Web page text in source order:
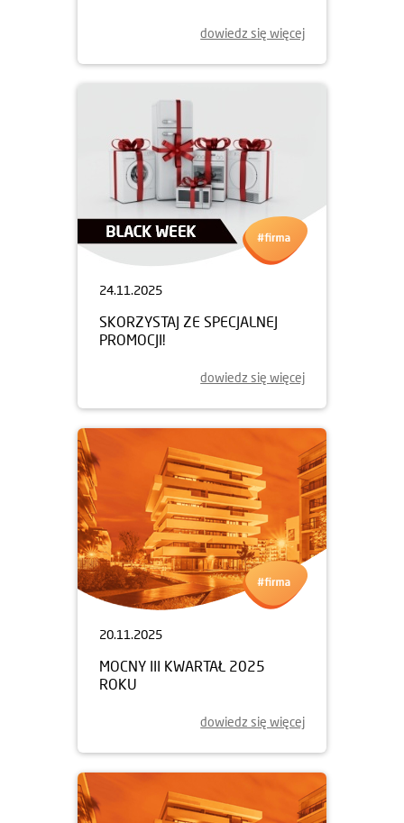
dowiedz się więcej
24.11.2025
SKORZYSTAJ ZE SPECJALNEJ
PROMOCJI!
dowiedz się więcej
20.11.2025
MOCNY III KWARTAŁ 2025
ROKU
dowiedz się więcej